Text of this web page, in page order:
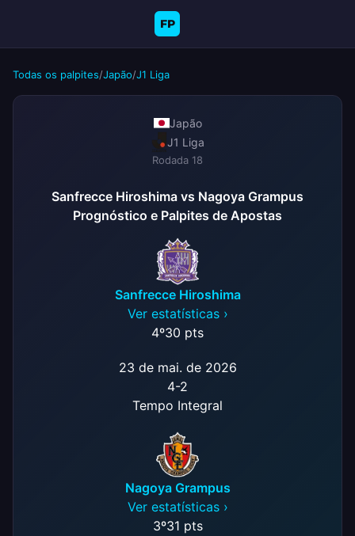
FP
Todas os palpites/Japão/J1 Liga
Japão
J1 Liga
Rodada 18
Sanfrecce Hiroshima vs Nagoya Grampus
Prognóstico e Palpites de Apostas
Sanfrecce Hiroshima
Ver estatísticas ›
4º30 pts
23 de mai. de 2026
4-2
Tempo Integral
Nagoya Grampus
Ver estatísticas ›
3º31 pts